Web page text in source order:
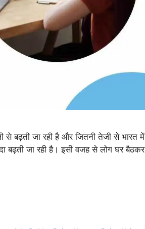
जा रही है और जितनी तेजी से भारत में
बढ़ती जा रही है। इसी वजह से लोग घर बैठकर